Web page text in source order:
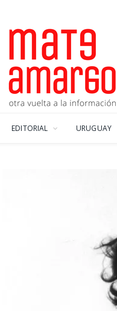
EDITORIAL URUGUAY